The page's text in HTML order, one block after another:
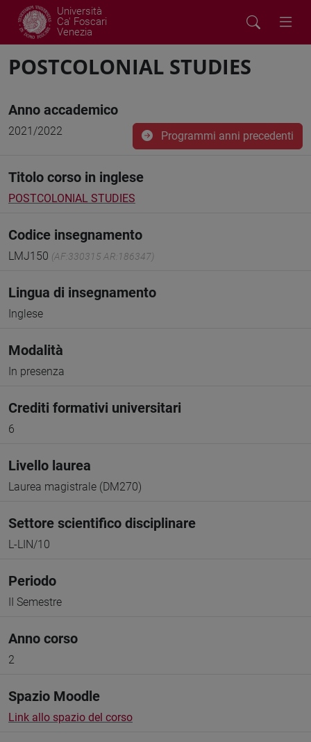
Università
Ca' Foscari
Venezia
POSTCOLONIAL STUDIES
Anno accademico
2021/2022 Programmi anni precedenti
Titolo corso in inglese
POSTCOLONIAL STUDIES
Codice insegnamento
LMJ150 (AF:330315 AR:186347)
Lingua di insegnamento
Inglese
Modalità
In presenza
Crediti formativi universitari
6
Livello laurea
Laurea magistrale (DM270)
Settore scientifico disciplinare
L-LIN/10
Periodo
II Semestre
Anno corso
2
Spazio Moodle
Link allo spazio del corso